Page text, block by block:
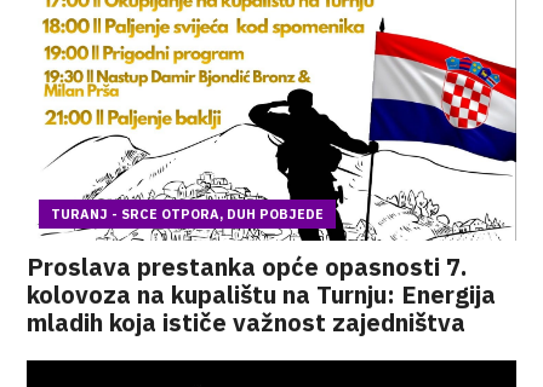
TURANJ - SRCE OTPORA, DUH POBJEDE
Proslava prestanka opće opasnosti 7.
kolovoza na kupalištu na Turnju: Energija
mladih koja ističe važnost zajedništva